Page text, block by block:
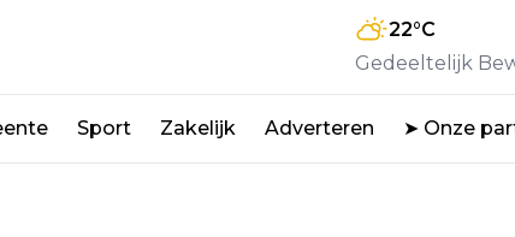
22°C
Gedeeltelijk
Sport Zakelijk Adverteren ➤ Onze